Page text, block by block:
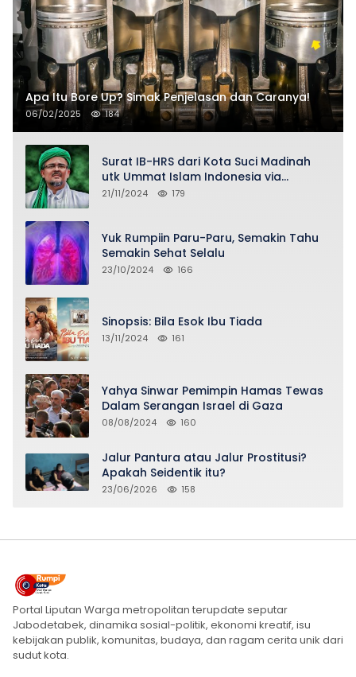
Apa Itu Bore Up? Simak Penjelasan dan Caranya!
06/02/2025 184
Surat IB-HRS dari Kota Suci Madinah
utk Ummat Islam Indonesia via
Penasihat DPP FPI Asy-Syeikh KH Buya
21/11/2024 179
Yuk Rumpiin Paru-Paru, Semakin Tahu
Semakin Sehat Selalu
23/10/2024 166
Sinopsis: Bila Esok Ibu Tiada
13/11/2024 161
Yahya Sinwar Pemimpin Hamas Tewas
Dalam Serangan Israel di Gaza
08/08/2024 160
Jalur Pantura atau Jalur Prostitusi?
Apakah Seidentik itu?
23/06/2026 158
Portal Liputan Warga metropolitan terupdate seputar
Jabodetabek, dinamika sosial-politik, ekonomi kreatif, isu
kebijakan publik, komunitas, budaya, dan ragam cerita unik dari
sudut kota.